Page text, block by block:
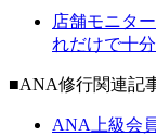
店舗モニタ
れだけで十分
■ANA修行関連記
ANA上級会